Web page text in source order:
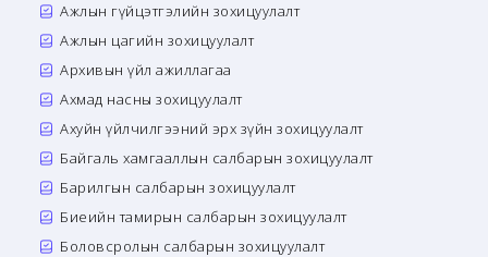
Ажлын гүйцэтгэлийн зохицуулалт
Ажлын цагийн зохицуулалт
Архивын үйл ажиллагаа
Ахмад насны зохицуулалт
Ахуйн үйлчилгээний эрх зүйн зохицуулалт
Байгаль хамгааллын салбарын зохицуулалт
Барилгын салбарын зохицуулалт
Биеийн тамирын салбарын зохицуулалт
Боловсролын салбарын зохицуулалт